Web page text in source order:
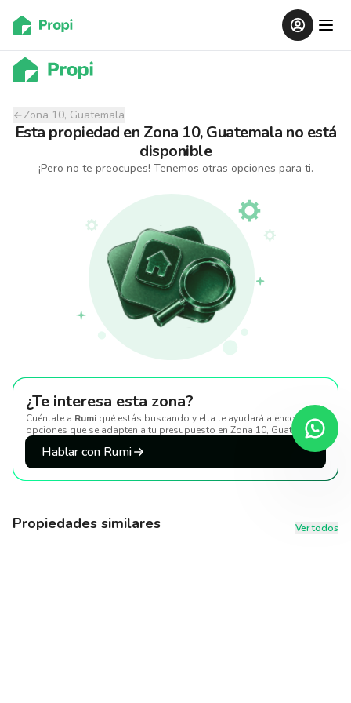
Zona 10, Guatemala
Esta propiedad en Zona 10, Guatemala no está
disponible
¡Pero no te preocupes! Tenemos otras opciones para ti.
¿Te interesa esta zona?
Cuéntale a Rumi qué estás buscando y ella te ayudará a encontrar
opciones que se adapten a tu presupuesto en Zona 10, Guatemala.
Hablar con Rumi
Propiedades similares Ver todos